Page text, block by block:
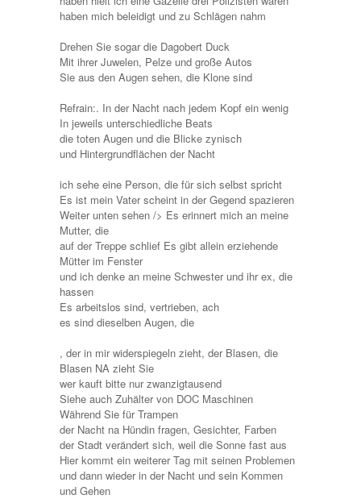
haben mich beleidigt und zu Schlägen nahm
Drehen Sie sogar die Dagobert Duck
Mit ihrer Juwelen, Pelze und große Autos
Sie aus den Augen sehen, die Klone sind
Refrain:. In der Nacht nach jedem Kopf ein wenig
In jeweils unterschiedliche Beats
die toten Augen und die Blicke zynisch
und Hintergrundflächen der Nacht
ich sehe eine Person, die für sich selbst spricht
Es ist mein Vater scheint in der Gegend spazieren
Weiter unten sehen /> Es erinnert mich an meine
Mutter, die
auf der Treppe schlief Es gibt allein erziehende
Mütter im Fenster
und ich denke an meine Schwester und ihr ex, die
hassen
Es arbeitslos sind, vertrieben, ach
es sind dieselben Augen, die
, der in mir widerspiegeln zieht, der Blasen, die
Blasen NA zieht Sie
wer kauft bitte nur zwanzigtausend
Siehe auch Zuhälter von DOC Maschinen
Während Sie für Trampen
der Nacht na Hündin fragen, Gesichter, Farben
der Stadt verändert sich, weil die Sonne fast aus
Hier kommt ein weiterer Tag mit seinen Problemen
und dann wieder in der Nacht und sein Kommen
und Gehen